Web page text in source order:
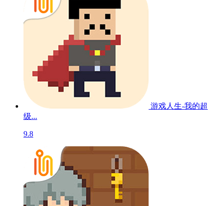
游戏人生-我的超
级...
9.8